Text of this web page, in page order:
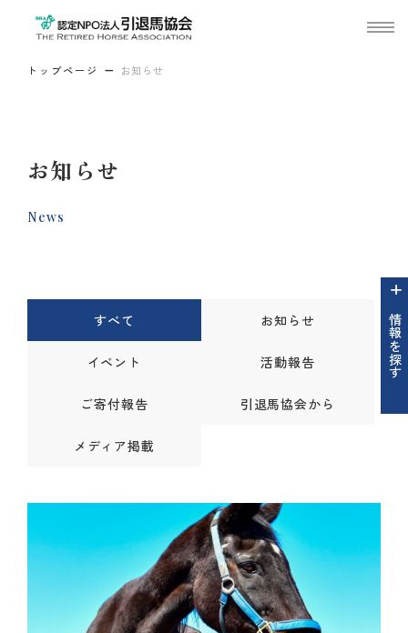
トップページ お知らせ
お知らせ
News
情報を探す
すべて お知らせ
イベント 活動報告
ご寄付報告 引退馬協会から
メディア掲載